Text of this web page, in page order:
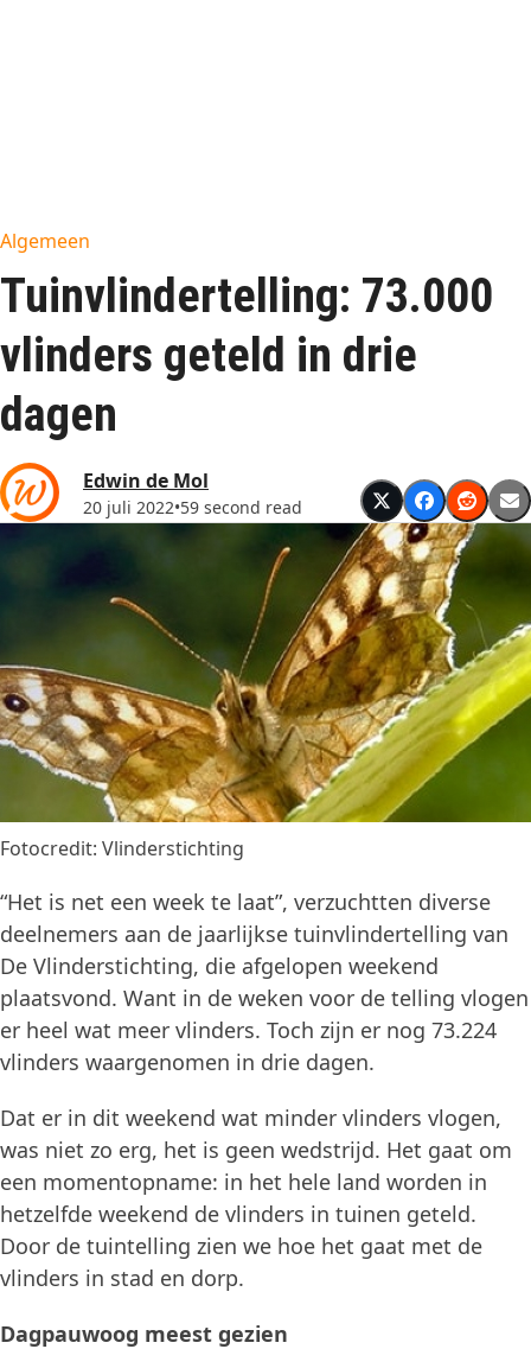
Algemeen
Tuinvlindertelling: 73.000
vlinders geteld in drie
dagen
Edwin de Mol
20 juli 2022•59 second read
Fotocredit: Vlinderstichting
“Het is net een week te laat”, verzuchtten diverse
deelnemers aan de jaarlijkse tuinvlindertelling van
De Vlinderstichting, die afgelopen weekend
plaatsvond. Want in de weken voor de telling vlogen
er heel wat meer vlinders. Toch zijn er nog 73.224
vlinders waargenomen in drie dagen.
Dat er in dit weekend wat minder vlinders vlogen,
was niet zo erg, het is geen wedstrijd. Het gaat om
een momentopname: in het hele land worden in
hetzelfde weekend de vlinders in tuinen geteld.
Door de tuintelling zien we hoe het gaat met de
vlinders in stad en dorp.
Dagpauwoog meest gezien